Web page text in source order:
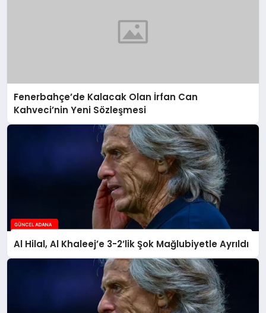
Fenerbahçe’de Kalacak Olan İrfan Can
Kahveci’nin Yeni Sözleşmesi
Al Hilal, Al Khaleej’e 3-2’lik Şok Mağlubiyetle Ayrıldı